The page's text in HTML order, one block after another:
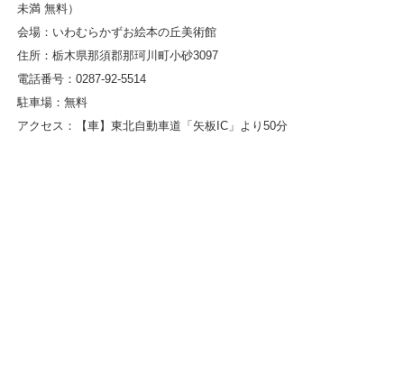
未満 無料）
会場：いわむらかずお絵本の丘美術館
住所：栃木県那須郡那珂川町小砂3097
電話番号：0287-92-5514
駐車場：無料
アクセス：
【車】東北自動車道「矢板IC」より50分